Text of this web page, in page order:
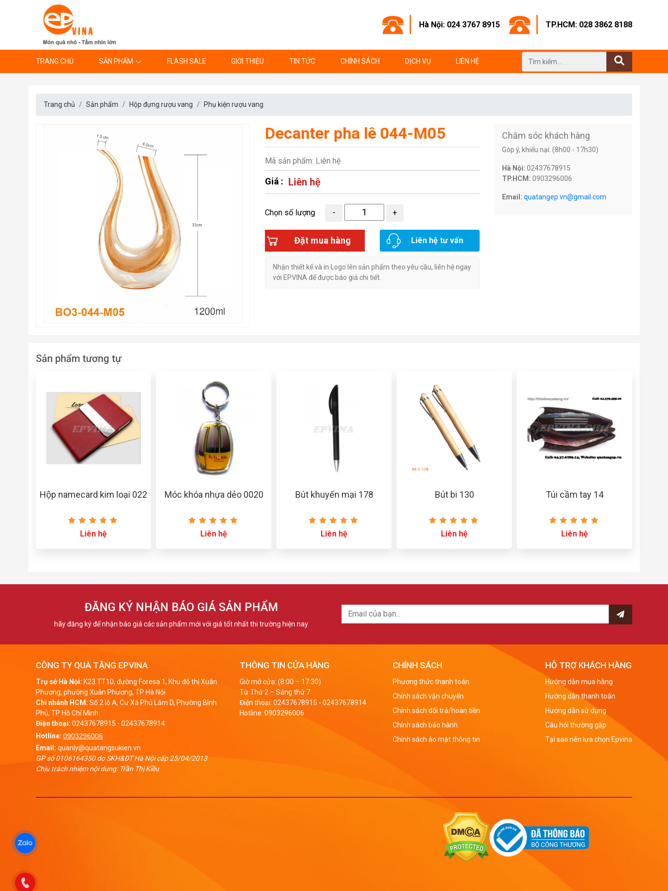
Hà Nội: 024 3767 8915 TP.HCM: 028 3862 8188
TRANG CHỦ SẢN PHẨM FLASH SALE GIỚI THIỆU TIN TỨC CHÍNH SÁCH DỊCH VỤ LIÊN HỆ
Trang chủ Sản phẩm Hộp đựng rượu vang Phụ kiện rượu vang
Decanter pha lê 044-M05
Mã sản phẩm: Liên hệ
Giá : Liên hệ
Chọn số lượng
Đặt mua hàng Liên hệ tư vấn
Nhận thiết kế và in Logo lên sản phẩm theo yêu cầu, liên hệ ngay
với EPVINA để được báo giá chi tiết.
Chăm sóc khách hàng
Góp ý, khiếu nại: (8h00 - 17h30)
Hà Nội: 02437678915
TP.HCM: 0903296006
Email: quatangep.vn@gmail.com
Sản phẩm tương tự
Hộp namecard kim loại 022
Liên hệ
Móc khóa nhựa dẻo 0020
Liên hệ
Bút khuyến mại 178
Liên hệ
Bút bi 130
Liên hệ
Túi cầm tay 14
Liên hệ
ĐĂNG KÝ NHẬN BÁO GIÁ SẢN PHẨM
hãy đăng ký để nhận báo giá các sản phẩm mới với giá tốt nhất thi trường hiện nay
CÔNG TY QUÀ TẶNG EPVINA
Trụ sở Hà Nội: K23 TT10, đường Foresa 1, Khu đô thị Xuân
Phương, phường Xuân Phương, TP Hà Nội
Chi nhánh HCM: Số 2 lô A, Cư Xá Phú Lâm D, Phường Bình
Phú, TP Hồ Chí Minh
Điện thoại: 02437678915 - 02437678914
Hotline: 0903296006
Email: quanly@quatangsukien.vn
GP số 0106164350 do SKH&ĐT Hà Nội cấp 25/04/2013
Chịu trách nhiệm nội dung: Trần Thị Kiều
THÔNG TIN CỬA HÀNG
Giờ mở cửa: (8:00 – 17:30)
Từ Thứ 2 – Sáng thứ 7
Điện thoại: 02437678915 - 02437678914
Hotline: 0903296006
CHÍNH SÁCH
Phương thức thanh toán
Chính sách vận chuyển
Chính sách đổi trả/hoàn tiền
Chính sách bảo hành
Chính sách ảo mật thông tin
HỖ TRỢ KHÁCH HÀNG
Hướng dẫn mua hàng
Hướng dẫn thanh toán
Hướng dẫn sử dụng
Câu hỏi thường gặp
Tại sao nên lựa chọn Epvina